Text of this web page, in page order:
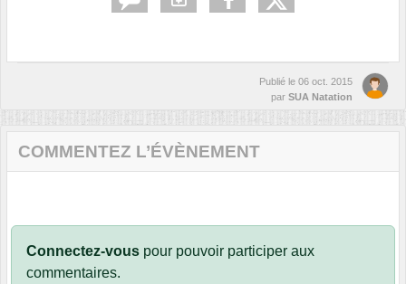
Publié le 06 oct. 2015
par SUA Natation
COMMENTEZ L’ÉVÈNEMENT
Connectez-vous pour pouvoir participer aux
commentaires.